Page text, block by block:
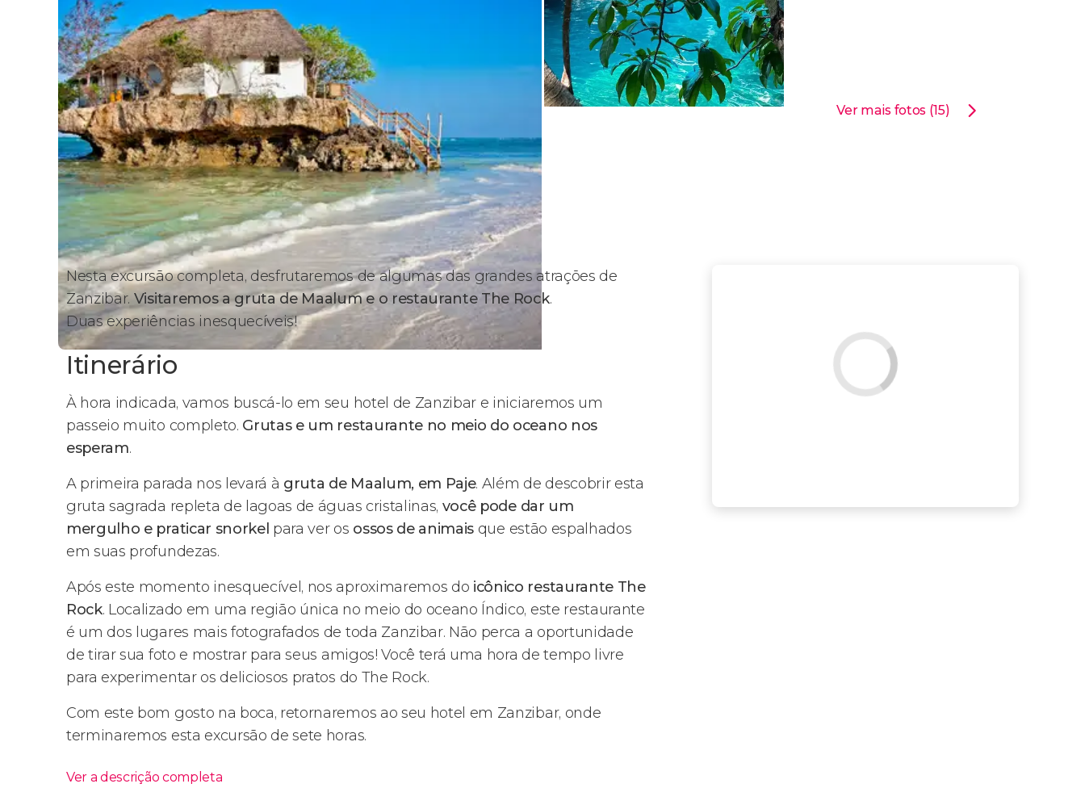
Ver mais fotos (15)
Nesta excursão completa, desfrutaremos de algumas das grandes atrações de
Zanzibar. Visitaremos a gruta de Maalum e o restaurante The Rock.
Duas experiências inesquecíveis!
Itinerário
À hora indicada, vamos buscá-lo em seu hotel de Zanzibar e iniciaremos um
passeio muito completo. Grutas e um restaurante no meio do oceano nos
esperam.
A primeira parada nos levará à gruta de Maalum, em Paje. Além de descobrir esta
gruta sagrada repleta de lagoas de águas cristalinas, você pode dar um
mergulho e praticar snorkel para ver os ossos de animais que estão espalhados
em suas profundezas.
Após este momento inesquecível, nos aproximaremos do icônico restaurante The
Rock. Localizado em uma região única no meio do oceano Índico, este restaurante
é um dos lugares mais fotografados de toda Zanzibar. Não perca a oportunidade
de tirar sua foto e mostrar para seus amigos! Você terá uma hora de tempo livre
para experimentar os deliciosos pratos do The Rock.
Com este bom gosto na boca, retornaremos ao seu hotel em Zanzibar, onde
terminaremos esta excursão de sete horas.
Ver a descrição completa